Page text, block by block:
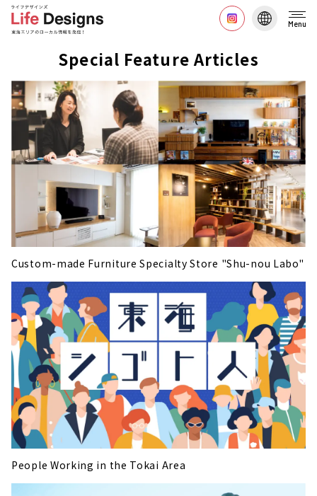
Menu
Special Feature Articles
Custom-made Furniture Specialty Store "Shu-nou Labo"
People Working in the Tokai Area